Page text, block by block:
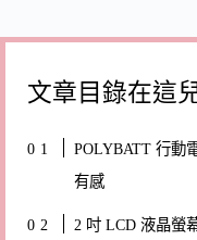
文章目錄在這
POLYBATT 行動
有感
2 吋 LCD 液晶螢